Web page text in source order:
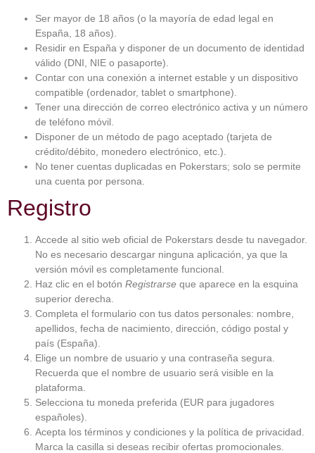
Ser mayor de 18 años (o la mayoría de edad legal en
España, 18 años).
Residir en España y disponer de un documento de identidad
válido (DNI, NIE o pasaporte).
Contar con una conexión a internet estable y un dispositivo
compatible (ordenador, tablet o smartphone).
Tener una dirección de correo electrónico activa y un número
de teléfono móvil.
Disponer de un método de pago aceptado (tarjeta de
crédito/débito, monedero electrónico, etc.).
No tener cuentas duplicadas en Pokerstars; solo se permite
una cuenta por persona.
Registro
Accede al sitio web oficial de Pokerstars desde tu navegador.
No es necesario descargar ninguna aplicación, ya que la
versión móvil es completamente funcional.
Haz clic en el botón Registrarse que aparece en la esquina
superior derecha.
Completa el formulario con tus datos personales: nombre,
apellidos, fecha de nacimiento, dirección, código postal y
país (España).
Elige un nombre de usuario y una contraseña segura.
Recuerda que el nombre de usuario será visible en la
plataforma.
Selecciona tu moneda preferida (EUR para jugadores
españoles).
Acepta los términos y condiciones y la política de privacidad.
Marca la casilla si deseas recibir ofertas promocionales.